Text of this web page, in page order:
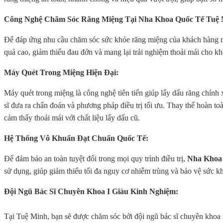
Công Nghệ Chăm Sóc Răng Miệng Tại Nha Khoa Quốc Tế Tuệ
Để đáp ứng nhu cầu chăm sóc sức khỏe răng miệng của khách hàng
quả cao, giảm thiểu đau đớn và mang lại trải nghiệm thoải mái cho
Máy Quét Trong Miệng Hiện Đại:
Máy quét trong miệng là công nghệ tiên tiến giúp lấy dấu răng
sĩ đưa ra chẩn đoán và phương pháp điều trị tối ưu. Thay thế hoàn
cảm thấy thoải mái với chất liệu lấy dấu cũ.
Hệ Thống Vô Khuẩn Đạt Chuẩn Quốc Tế:
Để đảm bảo an toàn tuyệt đối trong mọi quy trình điều trị, Nha
sử dụng, giúp giảm thiểu tối đa nguy cơ nhiễm trùng và bảo vệ sức
Đội Ngũ Bác Sĩ Chuyên Khoa I Giàu Kinh Nghiệm:
Tại Tuệ Minh, bạn sẽ được chăm sóc bởi đội ngũ bác sĩ chuyên